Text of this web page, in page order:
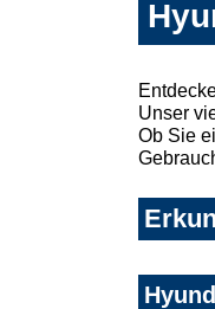
Unser
Ob Sie